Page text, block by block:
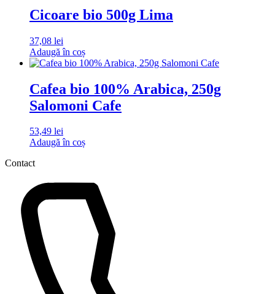
Cicoare bio 500g Lima
37,08 lei
Adaugă în coș
Cafea bio 100% Arabica, 250g
Salomoni Cafe
53,49 lei
Adaugă în coș
Contact